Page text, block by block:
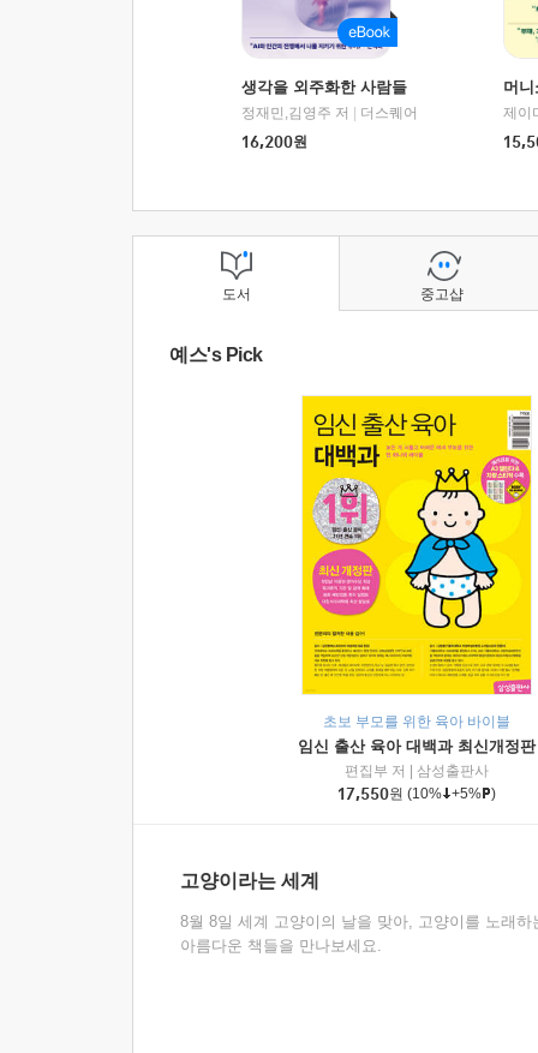
생각을 외주화한 사람들
정재민,김영주 저
더스퀘어
16,200원
머
도서
예스's Pick
초보 부모를 위한 육아 바이블
임신 출산 육아 대백과 최신개정판
편집부 저
삼성출판사
17,550원 (10% +5% )
고양이라는 세계
8월 8일 세계 고양이의 날을 맞아, 고양이를 노래하
아름다운 책들을 만나보세요.
중고샵